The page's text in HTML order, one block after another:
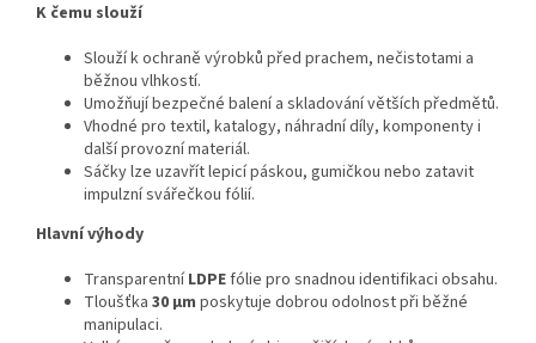
K čemu slouží
Slouží k ochraně výrobků před prachem, nečistotami a
běžnou vlhkostí.
Umožňují bezpečné balení a skladování větších předmětů.
Vhodné pro textil, katalogy, náhradní díly, komponenty i
další provozní materiál.
Sáčky lze uzavřít lepicí páskou, gumičkou nebo zatavit
impulzní svářečkou fólií.
Hlavní výhody
TransparentníLDPEfólie pro snadnou identifikaci obsahu.
Tloušťka 30 µm poskytuje dobrou odolnost při běžné
manipulaci.